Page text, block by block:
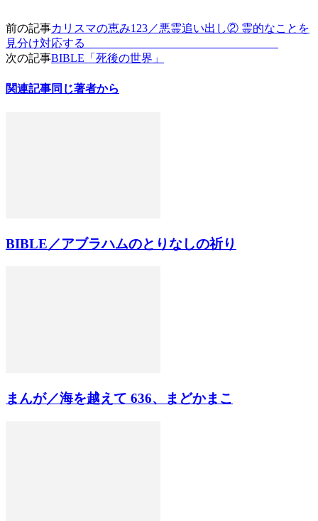
前の記事カリスマの恵み123／悪霊追い出し② 霊的なことを
見分け対応する
次の記事BIBLE「死後の世界」
関連記事同じ著者から
BIBLE／アブラハムのとりなしの祈り
まんが／海を越えて 636、まどかまこ